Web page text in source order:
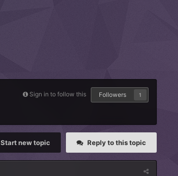
Sign in to follow this Followers 1
Reply to this topic
Start new topic